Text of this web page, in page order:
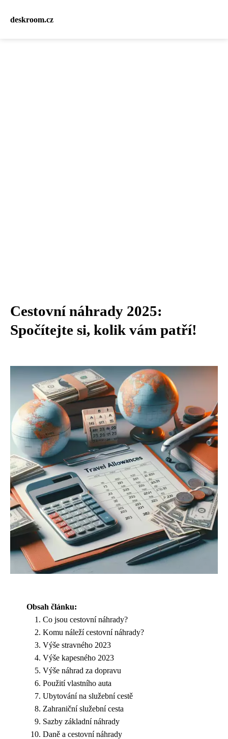
deskroom.cz
Cestovní náhrady 2025:
Spočítejte si, kolik vám patří!
Obsah článku:
Co jsou cestovní náhrady?
Komu náleží cestovní náhrady?
Výše stravného 2023
Výše kapesného 2023
Výše náhrad za dopravu
Použití vlastního auta
Ubytování na služební cestě
Zahraniční služební cesta
Sazby základní náhrady
Daně a cestovní náhrady